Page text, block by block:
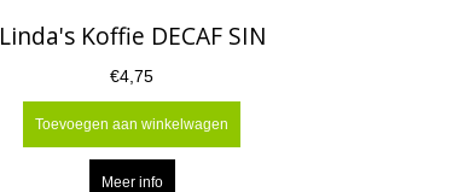
Linda's Koffie DECAF SIN
€4,75
Toevoegen aan winkelwagen
Meer info